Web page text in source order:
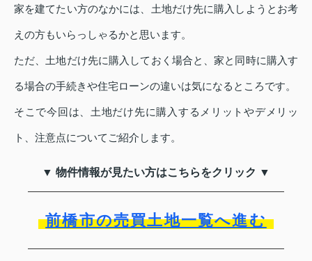
家を建てたい方のなかには、土地だけ先に購入しようとお考
えの方もいらっしゃるかと思います。
ただ、土地だけ先に購入しておく場合と、家と同時に購入す
る場合の手続きや住宅ローンの違いは気になるところです。
そこで今回は、土地だけ先に購入するメリットやデメリッ
ト、注意点についてご紹介します。
▼ 物件情報が見たい方はこちらをクリック ▼
前橋市の売買土地一覧へ進む